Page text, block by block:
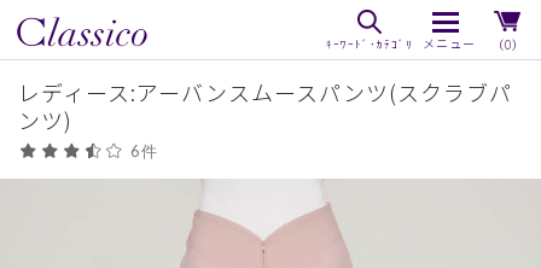
（0）
レディース:アーバンスムースパンツ(スクラブパ
ンツ)
6件